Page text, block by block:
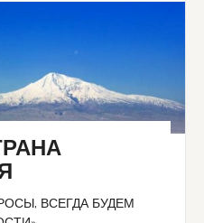
ВСЕГДА БУДЕМ